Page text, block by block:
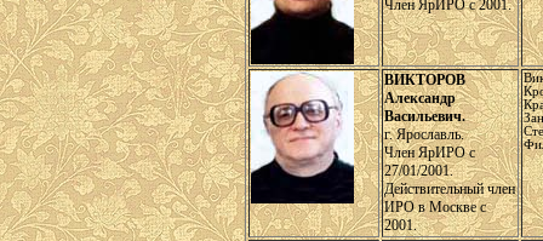
Член ЯрИРО с 2001.
ВИКТОРОВ
Александр
Васильевич.
г. Ярославль.
Член ЯрИРО с
27/01/2001.
Действительный член
ИРО в Москве с
2001.